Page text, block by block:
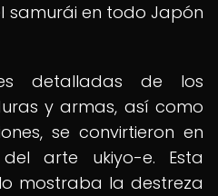
samurái en todo Japón
detalladas de los
y armas, así como
se convirtieron en
arte ukiyo-e. Esta
mostraba la destreza